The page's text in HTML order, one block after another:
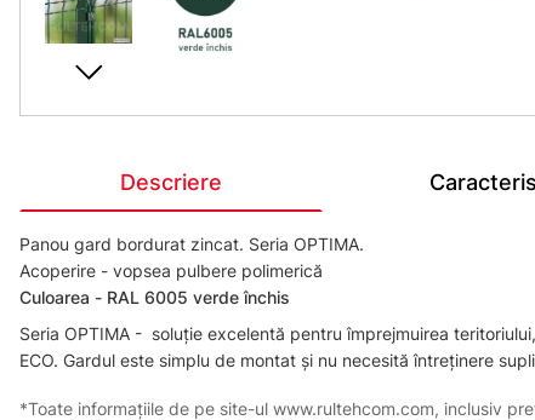
Descriere
Panou gard bordurat zincat. Seria OPTIMA.
Acoperire - vopsea pulbere polimerică
Сuloarea - RAL 6005 verde închis
Seria OPTIMA - soluție excelentă pentru împrejmuirea
ECO. Gardul este simplu de montat și nu necesită întreținere
*Toate informațiile de pe site-ul www.rultehcom.com, inclusiv